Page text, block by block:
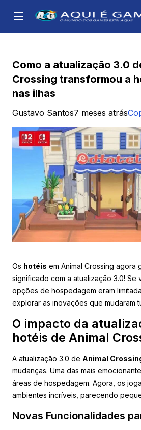
Como a atualização 3.0
Crossing transformou a
nas ilhas
Gustavo Santos7 meses atrás
Os hotéis em Animal Crossing agora
significado com a atualização 3.0! Se
opções de hospedagem eram
explorar as inovações que mudaram
O impacto da
hotéis de Animal
A atualização 3.0 de Animal
mudanças. Uma das mais
áreas de hospedagem. Agora, os
ambientes incríveis, parecendo
Novas Funcionalidades